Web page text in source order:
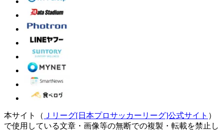
本サイト（ Ｊリーグ[日本プロサッカーリーグ]公式サイト ）
で使用している文章・画像等の無断での複製・転載を禁止し